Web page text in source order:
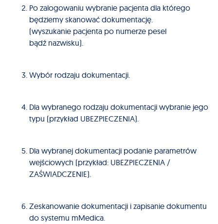
Po zalogowaniu wybranie pacjenta dla którego
będziemy skanować dokumentację.
(wyszukanie pacjenta po numerze pesel
bądź nazwisku).
Wybór rodzaju dokumentacji.
Dla wybranego rodzaju dokumentacji wybranie jego
typu (przykład UBEZPIECZENIA).
Dla wybranej dokumentacji podanie parametrów
wejściowych (przykład: UBEZPIECZENIA /
ZAŚWIADCZENIE).
Zeskanowanie dokumentacji i zapisanie dokumentu
do systemu mMedica.